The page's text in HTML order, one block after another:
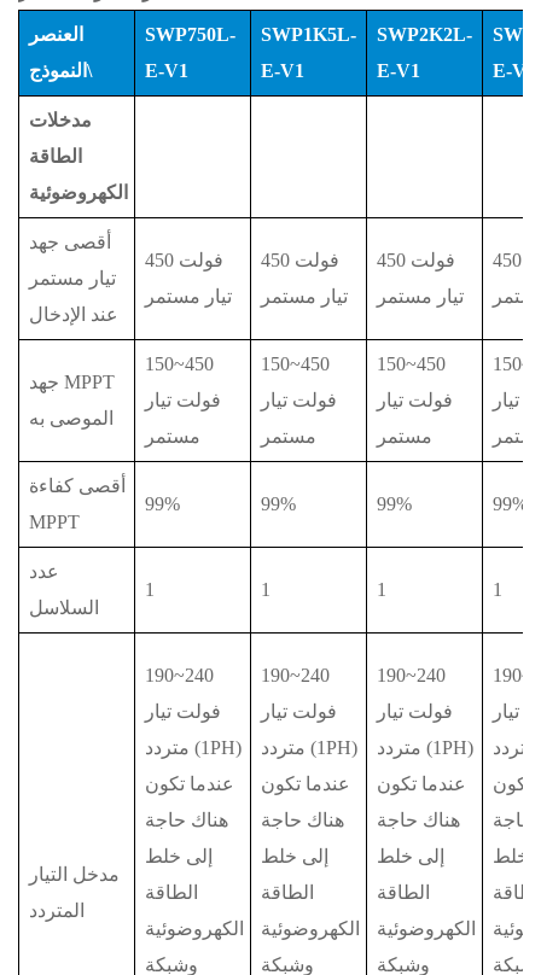
العنصر
\النموذج
SWP750L-
E-V1
SWP1K5L-
E-V1
SWP2K2L-
E-V1
E-V1
مدخلات
الطاقة
الكهروضوئية
أقصى جهد
تيار مستمر
عند الإدخال
450 فولت
تيار مستمر
450 فولت
تيار مستمر
450 فولت
تيار مستمر
450 فولت
جهد MPPT
الموصى به
150~450
فولت تيار
مستمر
150~450
فولت تيار
مستمر
150~450
فولت تيار
مستمر
تيار
أقصى كفاءة
MPPT
99% 99% 99% 99%
عدد
السلاسل
1 1 1 1
مدخل التيار
المتردد
190~240
فولت تيار
متردد (1PH)
عندما تكون
هناك حاجة
إلى خلط
الطاقة
الكهروضوئية
وشبكة
190~240
فولت تيار
متردد (1PH)
عندما تكون
هناك حاجة
إلى خلط
الطاقة
الكهروضوئية
وشبكة
190~240
فولت تيار
متردد (1PH)
عندما تكون
هناك حاجة
إلى خلط
الطاقة
الكهروضوئية
وشبكة
تيار
متردد (1PH)
تكون
حاجة
خلط